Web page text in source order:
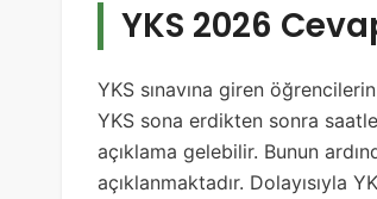
YKS 2026
YKS sınavına giren
YKS sona erdikten sonra
açıklama gelebilir. Bunun
açıklanmaktadır. Dolayısıyla